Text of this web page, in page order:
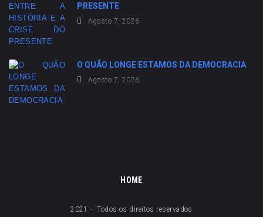
PRESENTE
Agosto 7, 2026
O QUÃO LONGE ESTAMOS DA DEMOCRACIA
Agosto 7, 2026
HOME
2021 – Todos os direitos reservados